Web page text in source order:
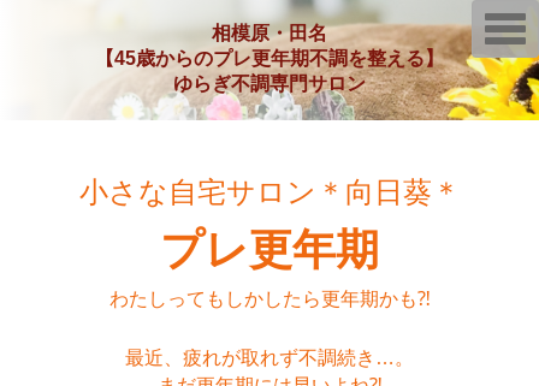
相模原・田名
【45歳からのプレ更年期不調を整える】
ゆらぎ不調専門サロン
小さな自宅サロン＊向日葵＊
プレ更年期
わたしってもしかしたら更年期かも⁈
最近、疲れが取れず不調続き…。
T
o
g
g
e